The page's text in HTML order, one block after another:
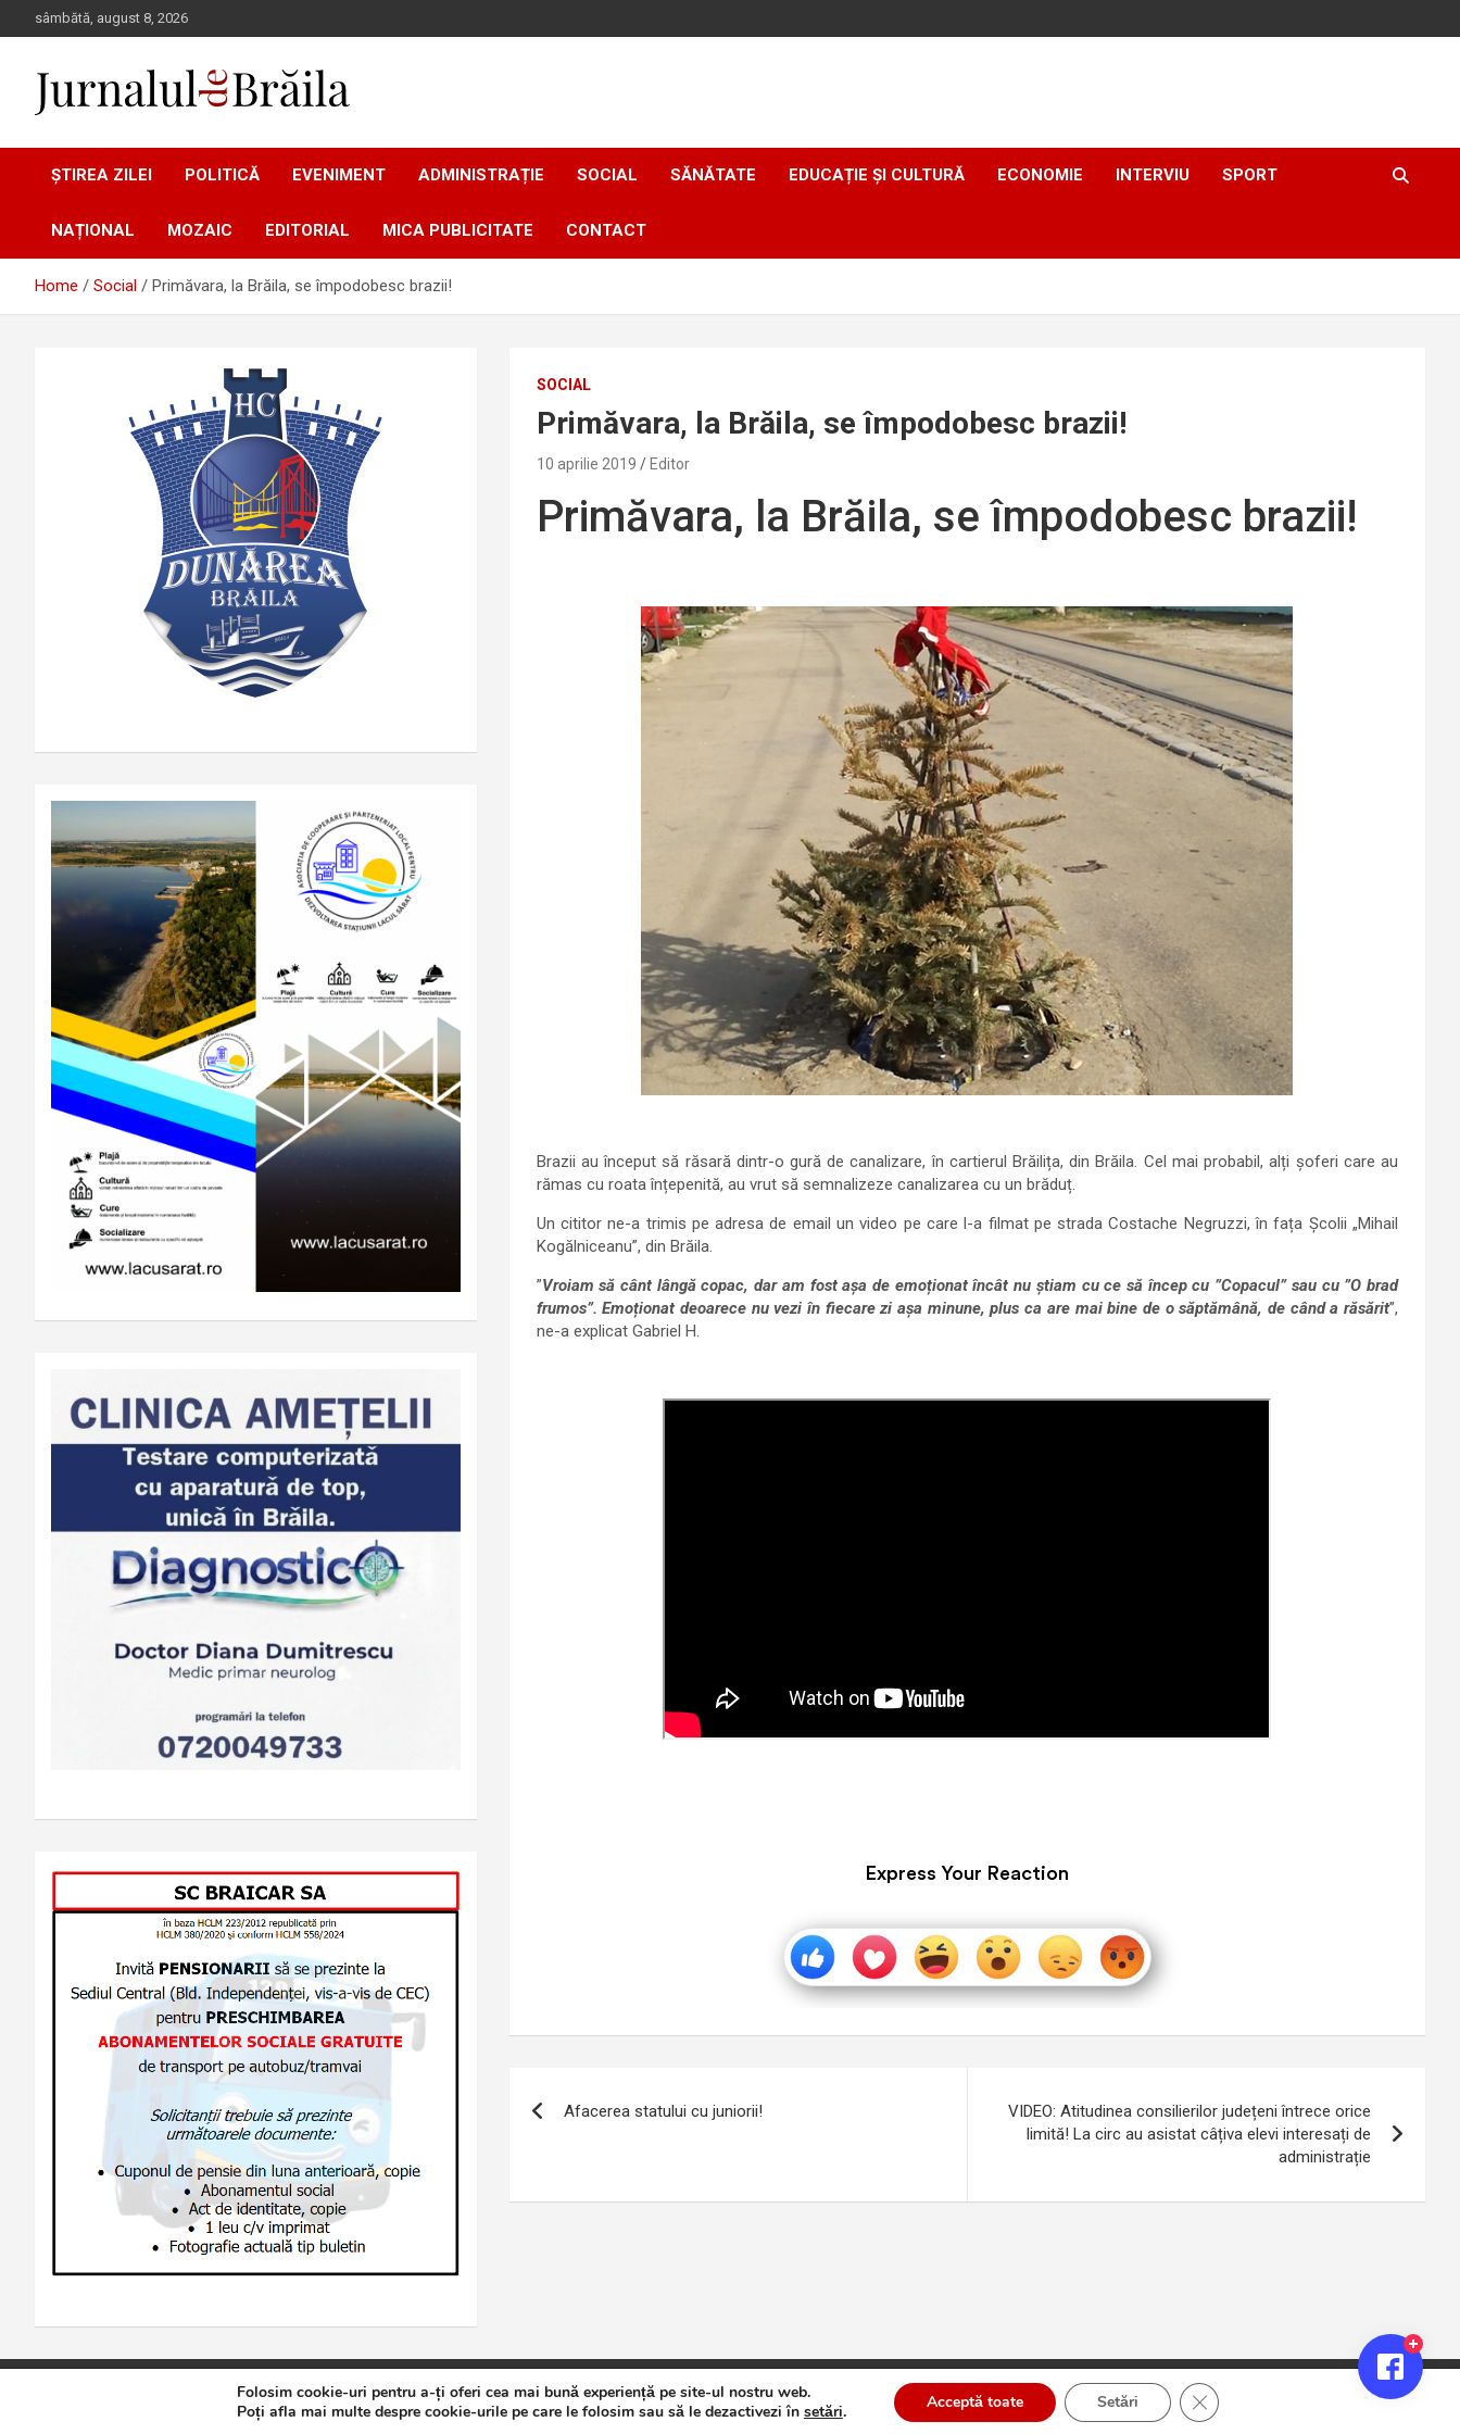
to
sâmbătă, august 8, 2026
Jurnalul de Brăila
ȘTIREA ZILEI POLITICĂ EVENIMENT ADMINISTRAȚIE SOCIAL SĂNĂTATE EDUCAȚIE ȘI CULTURĂ ECONOMIE INTERVIU SPORT
NAȚIONAL MOZAIC EDITORIAL MICA PUBLICITATE CONTACT
Home Social Primăvara, la Brăila, se împodobesc brazii!
SOCIAL
Primăvara, la Brăila, se împodobesc brazii!
10 aprilie 2019 Editor
Primăvara, la Brăila, se împodobesc brazii!
Brazii au început să răsară dintr-o gură de canalizare, în cartierul Brăilița, din Brăila. Cel mai probabil, alți șoferi care au
rămas cu roata înțepenită, au vrut să semnalizeze canalizarea cu un brăduț.
Un cititor ne-a trimis pe adresa de email un video pe care l-a filmat pe strada Costache Negruzzi, în fața Școlii „Mihail
Kogălniceanu”, din Brăila.
”Vroiam să cânt lângă copac, dar am fost așa de emoționat încât nu știam cu ce să încep cu ”Copacul” sau cu ”O brad
frumos”. Emoționat deoarece nu vezi în fiecare zi așa minune, plus ca are mai bine de o săptămână, de când a răsărit”,
ne-a explicat Gabriel H.
Express Your Reaction
Afacerea statului cu juniorii!
VIDEO: Atitudinea consilierilor județeni întrece orice
limită! La circ au asistat câțiva elevi interesați de
administrație
Jurnalul de Brăila Politică de confidențialitate Theme by:Theme Horse Proudly Powered by: WordPress
Folosim cookie-uri pentru a-ți oferi cea mai bună experiență pe site-ul nostru web.
Poți afla mai multe despre cookie-urile pe care le folosim sau să le dezactivezi în setări. Acceptă toate Setări Close GDPR Cookie Banner